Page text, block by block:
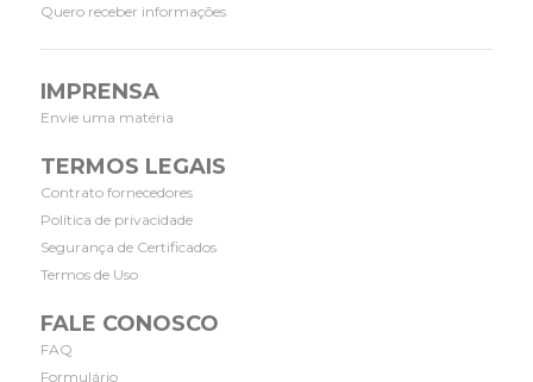
Quero receber informações
IMPRENSA
Envie uma matéria
TERMOS LEGAIS
Contrato fornecedores
Política de privacidade
Segurança de Certificados
Termos de Uso
FALE CONOSCO
FAQ
Formulário